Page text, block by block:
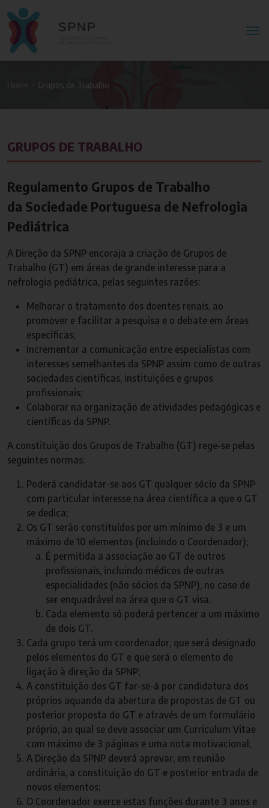
Grupos de Trabalho
GRUPOS DE TRABALHO
Regulamento Grupos de Trabalho
da Sociedade Portuguesa de Nefrologia
Pediátrica
A Direção da SPNP encoraja a criação de Grupos de
Trabalho (GT) em áreas de grande interesse para a
nefrologia pediátrica, pelas seguintes razões:
Melhorar o tratamento dos doentes renais, ao
promover e facilitar a pesquisa e o debate em áreas
específicas;
Incrementar a comunicação entre especialistas com
interesses semelhantes da SPNP assim como de outras
sociedades científicas, instituições e grupos
profissionais;
Colaborar na organização de atividades pedagógicas e
científicas da SPNP.
A constituição dos Grupos de Trabalho (GT) rege-se pelas
seguintes normas:
Poderá candidatar-se aos GT qualquer sócio da SPNP
com particular interesse na área científica a que o GT
se dedica;
Os GT serão constituídos por um mínimo de 3 e um
máximo de 10 elementos (incluindo o Coordenador);
É permitida a associação ao GT de outros
profissionais, incluindo médicos de outras
especialidades (não sócios da SPNP), no caso de
ser enquadrável na área que o GT visa.
Cada elemento só poderá pertencer a um máximo
de dois GT.
Cada grupo terá um coordenador, que será designado
pelos elementos do GT e que será o elemento de
ligação à direção da SPNP;
A constituição dos GT far-se-á por candidatura dos
próprios aquando da abertura de propostas de GT ou
posterior proposta do GT e através de um formulário
próprio, ao qual se deve associar um Curriculum Vitae
com máximo de 3 páginas e uma nota motivacional;
A Direção da SPNP deverá aprovar, em reunião
ordinária, a constituição do GT e posterior entrada de
novos elementos;
O Coordenador exerce estas funções durante 3 anos e